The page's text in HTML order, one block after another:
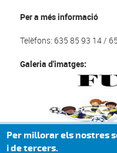
Per a més informació
Telèfons: 635 85 93 14 /
Galeria d'imatges:
Per millorar els nostres
i de tercers.